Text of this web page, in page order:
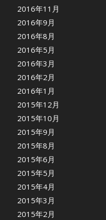
2016年11月
2016年9月
2016年8月
2016年5月
2016年3月
2016年2月
2016年1月
2015年12月
2015年10月
2015年9月
2015年8月
2015年6月
2015年5月
2015年4月
2015年3月
2015年2月